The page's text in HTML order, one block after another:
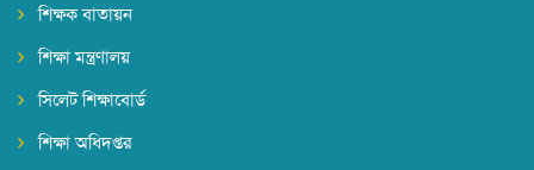
পবিত্র ঈদ-উল-আযহা উপলক্ষ্যে পাঠদান বন্ধের নোটিশ
||Published: May 20, 2026
শিক্ষক বাতায়ন
শিক্ষা মন্ত্রণালয়
সিলেট শিক্ষাবোর্ড
শিক্ষা অধিদপ্তর